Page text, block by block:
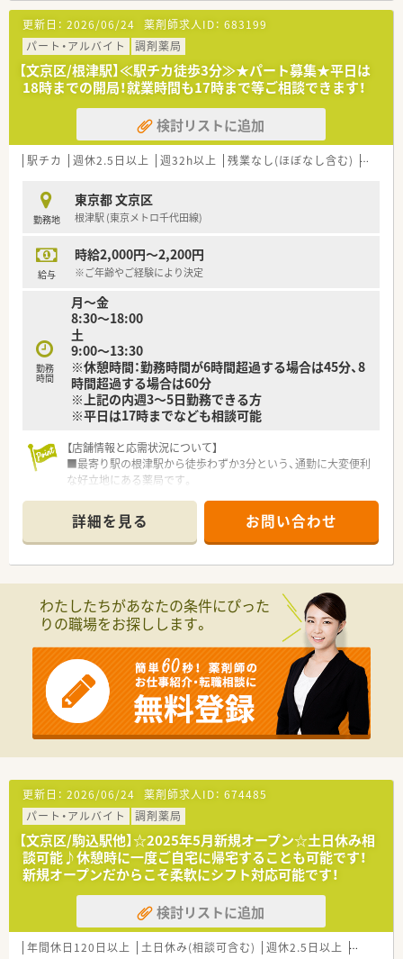
更新日： 2026/06/24 薬剤師求人ID： 683199
パート・アルバイト
調剤薬局
【文京区/根津駅】≪駅チカ徒歩3分≫★パート募集★平日は
18時までの開局！就業時間も17時まで等ご相談できます！
検討リストに追加
駅チカ 週休2.5日以上 週32h以上 残業なし(ほぼなし含む) 車通勤
勤務地
東京都 文京区
根津駅 (東京メトロ千代田線)
給与
時給2,000円～2,200円
※ご年齢やご経験により決定
勤務
時間
月～金
8:30～18:00
土
9:00～13:30
※休憩時間：勤務時間が6時間超過する場合は45分、8
時間超過する場合は60分
※上記の内週3～5日勤務できる方
※平日は17時までなども相談可能
【店舗情報と応需状況について】
■最寄り駅の根津駅から徒歩わずか3分という、通勤に大変便利
な好立地にある薬局です。
を占める眼科も応需します。
■現在は意欲的な常勤薬剤師3名と経験豊富な非常勤薬剤師1名
で日々の業務に対応しています。
■バーコードで薬品の種類と数量を確認できる監査システムを
導入し、業務の効率化を図ります。
■LINEで処方箋の受付が可能なシステムを導入し、患者様の待
■男性従業員の育児休業取得実績もあり、性別を問わず働きやす
い環境づくりに注力します。
詳細を見る お問い合わせ
わたしたちがあなたの条件にぴった
りの職場をお探しします。
更新日： 2026/06/24 薬剤師求人ID： 674485
パート・アルバイト
調剤薬局
【文京区/駒込駅他】☆2025年5月新規オープン☆土日休み相
談可能♪休憩時に一度ご自宅に帰宅することも可能です！
新規オープンだからこそ柔軟にシフト対応可能です！
検討リストに追加
年間休日120日以上 土日休み(相談可含む) 週休2.5日以上 週32h以